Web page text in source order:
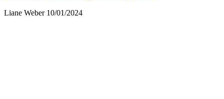
Liane Weber 10/01/2024